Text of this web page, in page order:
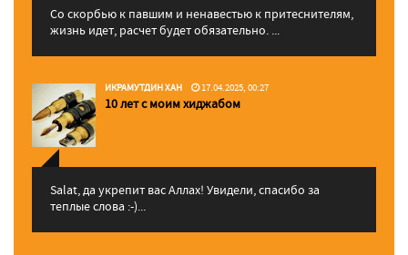
Со скорбью к павшим и ненавестью к притеснителям,
жизнь идет, расчет будет обязательно. ...
ИКРАМУТДИН ХАН 17.04.2025, 00:27
10 лет с моим хиджабом
Salat, да укрепит вас Аллаx! Увидели, спасибо за
теплые слова :-)...